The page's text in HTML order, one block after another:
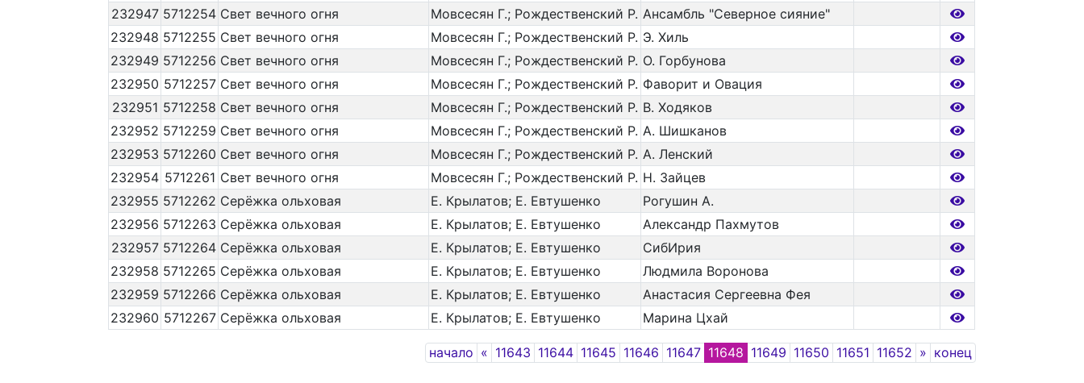
232947 5712254 Свет вечного огня Мовсесян Г.; Рождественский Р. Ансамбль "Северное сияние"
232948 5712255 Свет вечного огня Мовсесян Г.; Рождественский Р. Э. Хиль
232949 5712256 Свет вечного огня Мовсесян Г.; Рождественский Р. О. Горбунова
232950 5712257 Свет вечного огня Мовсесян Г.; Рождественский Р. Фаворит и Овация
232951 5712258 Свет вечного огня Мовсесян Г.; Рождественский Р. В. Ходяков
232952 5712259 Свет вечного огня Мовсесян Г.; Рождественский Р. А. Шишканов
232953 5712260 Свет вечного огня Мовсесян Г.; Рождественский Р. А. Ленский
232954 5712261 Свет вечного огня Мовсесян Г.; Рождественский Р. Н. Зайцев
232955 5712262 Серёжка ольховая Е. Крылатов; Е. Евтушенко
Рогушин А.
232956 5712263 Серёжка ольховая Е. Крылатов; Е. Евтушенко
Александр Пахмутов
232957 5712264 Серёжка ольховая Е. Крылатов; Е. Евтушенко
СибИрия
232958 5712265 Серёжка ольховая Е. Крылатов; Е. Евтушенко
Людмила Воронова
232959 5712266 Серёжка ольховая Е. Крылатов; Е. Евтушенко
Анастасия Сергеевна Фея
232960 5712267 Серёжка ольховая Е. Крылатов; Е. Евтушенко Марина Цхай
начало «Previous
11643 11644 11645 11646 11647 11648 11649 11650 11651 11652 »Next
конец